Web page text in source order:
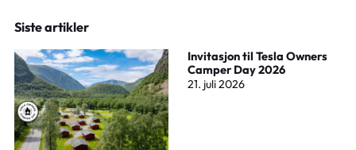
Siste artikler
Invitasjon til Tesla Owners
Camper Day 2026
21. juli 2026